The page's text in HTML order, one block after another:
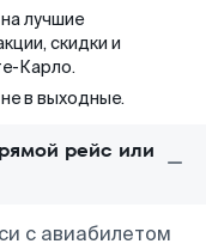
лучшие
скидки и
Карло.
в выходные.
рейс или
с авиабилетом